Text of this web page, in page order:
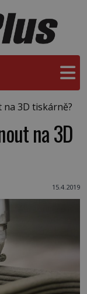
na 3D tiskárně?
na 3D
15.4.2019